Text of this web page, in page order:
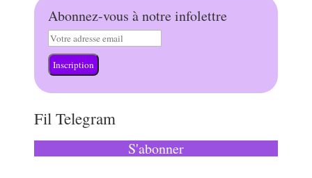
Abonnez-vous à notre infolettre
Inscription
Fil Telegram
S'abonner